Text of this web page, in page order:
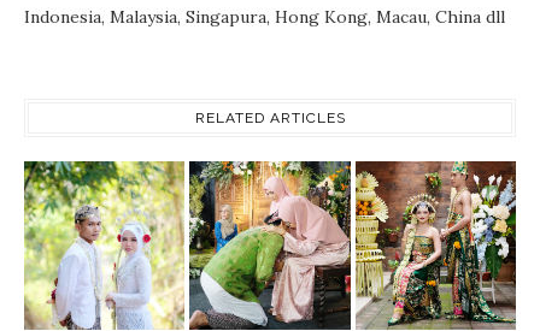
Indonesia, Malaysia, Singapura, Hong Kong, Macau, China dll
RELATED ARTICLES